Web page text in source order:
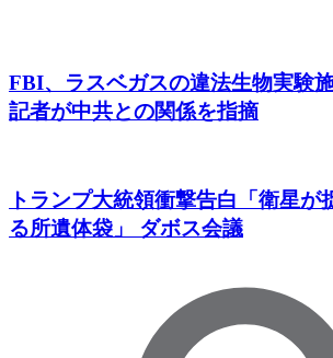
FBI、ラスベガスの違法生物実験
記者が中共との関係を指摘
トランプ大統領衝撃告白「衛星が
る所遺体袋」 ダボス会議